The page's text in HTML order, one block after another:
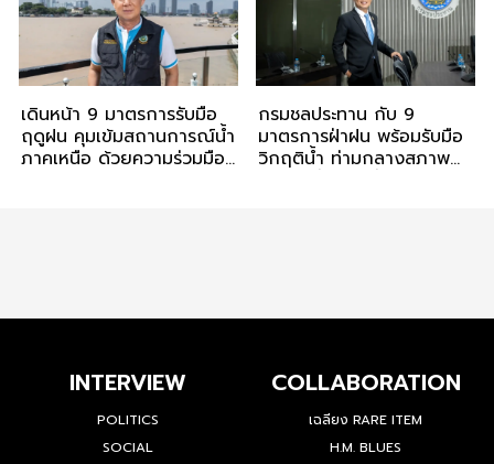
เดินหน้า 9 มาตรการรับมือ
ฤดูฝน คุมเข้มสถานการณ์น้ำ
ภาคเหนือ ด้วยความร่วมมือ
กรมชลประทาน กับ 9
มาตรการฝ่าฝน พร้อมรับมือ
วิกฤติน้ำ ท่ามกลางสภาพ
INTERVIEW
POLITICS
SOCIAL
COLLABORATION
เฉลียง RARE ITEM
H.M. BLUES